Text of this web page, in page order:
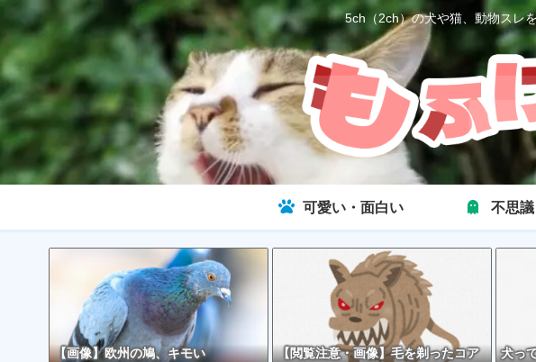
5ch（2ch）の犬や猫、動物スレ
可愛い・面白い 不思
【画像】欧州の鳩、キモい
【閲覧注意・画像】毛を剃ったコア
犬っ